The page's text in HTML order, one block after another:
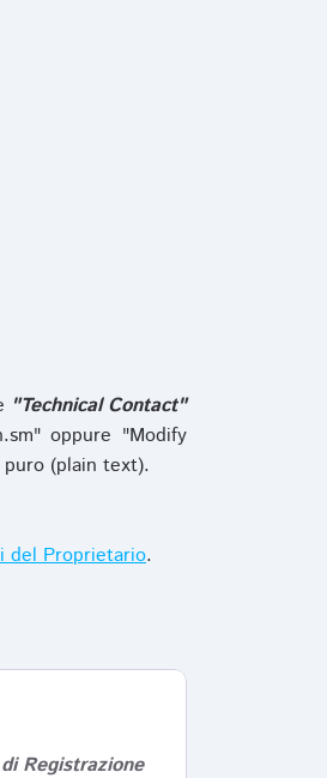
"Technical Contact"
oppure "Modify
(plain text).
del Proprietario.
Registrazione